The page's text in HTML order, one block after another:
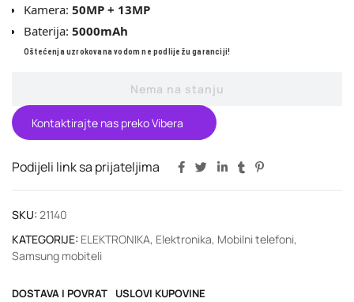
Kamera: 50MP + 13MP
Baterija: 5000mAh
Oštećenja uzrokovana vodom ne podliježu garanciji!
Nema na stanju
Kontaktirajte nas preko Vibera
Podijeli link sa prijateljima
SKU: 21140
KATEGORIJE: ELEKTRONIKA, Elektronika, Mobilni telefoni,
Samsung mobiteli
DOSTAVA I POVRAT USLOVI KUPOVINE